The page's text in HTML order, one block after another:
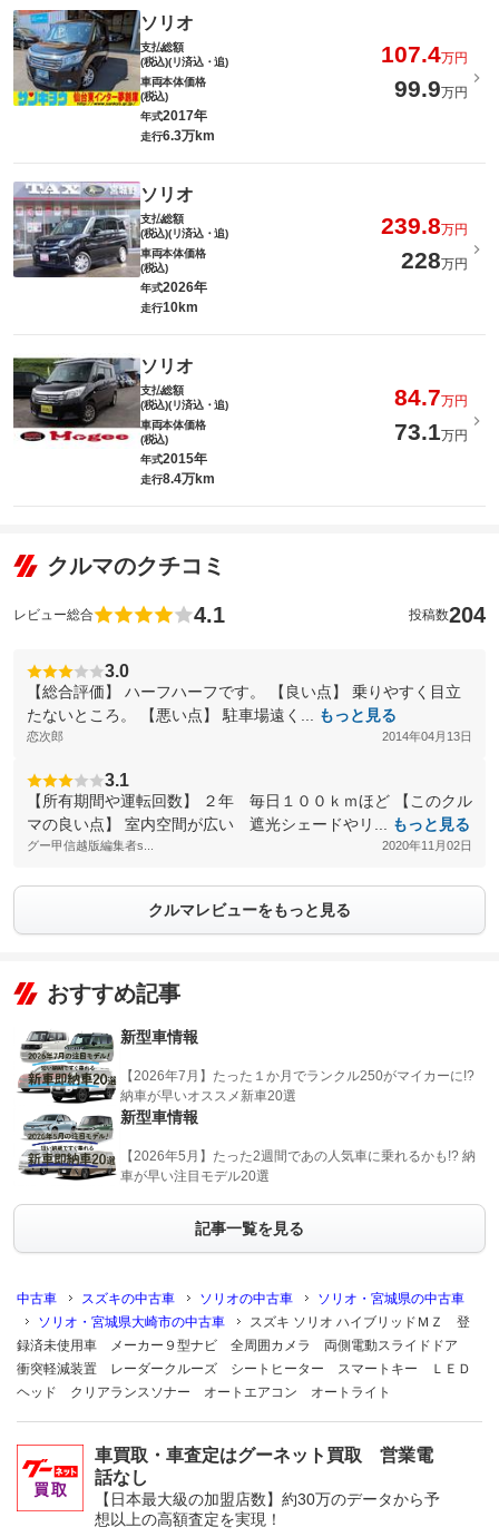
ソリオ
支払総額
(税込)(リ済込・追)
107.4万円
車両本体価格
(税込)
99.9万円
年式2017年
走行6.3万km
ソリオ
支払総額
(税込)(リ済込・追)
239.8万円
車両本体価格
(税込)
228万円
年式2026年
走行10km
ソリオ
支払総額
(税込)(リ済込・追)
84.7万円
車両本体価格
(税込)
73.1万円
年式2015年
走行8.4万km
クルマのクチコミ
レビュー総合 4.1 投稿数204
3.0
【総合評価】 ハーフハーフです。 【良い点】 乗りやすく目立
たないところ。 【悪い点】 駐車場遠く...
もっと見る
恋次郎 2014年04月13日
3.1
【所有期間や運転回数】 ２年 毎日１００ｋｍほど 【このクル
マの良い点】 室内空間が広い 遮光シェードやリ...
もっと見る
グー甲信越版編集者s... 2020年11月02日
クルマレビューをもっと見る
おすすめ記事
新型車情報
【2026年7月】たった１か月でランクル250がマイカーに!?
納車が早いオススメ新車20選
新型車情報
【2026年5月】たった2週間であの人気車に乗れるかも!? 納
車が早い注目モデル20選
記事一覧を見る
中古車 スズキの中古車 ソリオの中古車
ソリオ・宮城県の中古車
ソリオ・宮城県大崎市の中古車
スズキ ソリオ ハイブリッドＭＺ 登
録済未使用車 メーカー９型ナビ 全周囲カメラ 両側電動スライドドア
衝突軽減装置 レーダークルーズ シートヒーター スマートキー ＬＥＤ
ヘッド クリアランスソナー オートエアコン オートライト
車買取・車査定はグーネット買取 営業電
話なし
【日本最大級の加盟店数】約30万のデータから予
想以上の高額査定を実現！